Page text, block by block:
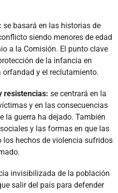
se basará en las historias de
siendo menores de edad
a la Comisión. El punto clave
de la infancia en
y el reclutamiento.
resistencias: se centrará en la
y en las consecuencias
la guerra ha dejado. También
y las formas en que las
hechos de violencia sufridos
invisibilizada de la población
salir del país para defender